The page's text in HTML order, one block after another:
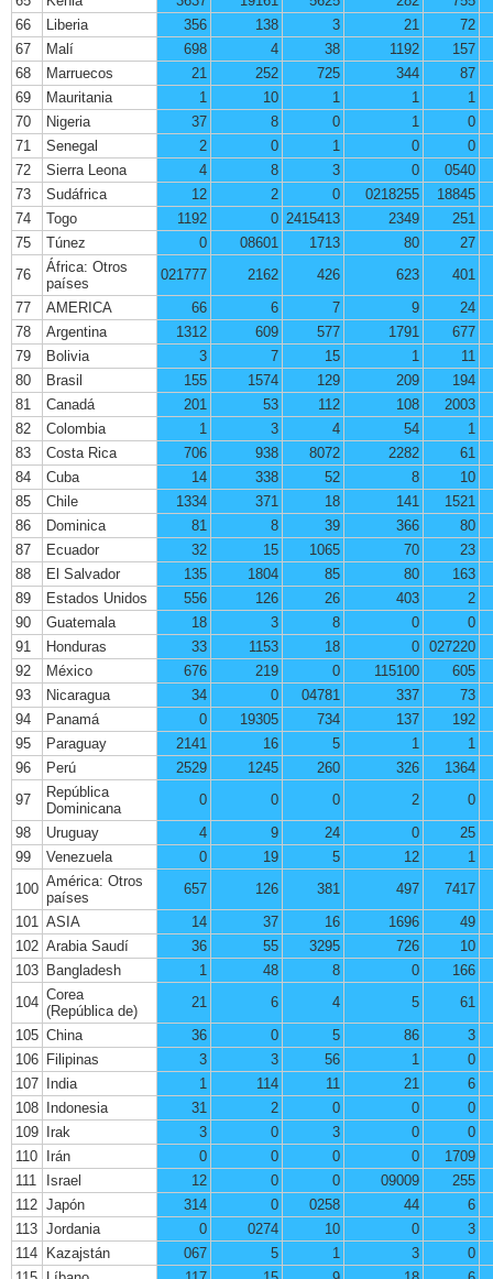
66
Liberia 356 138 3 21
72
67
Malí 698 4 38 1192
157
68
Marruecos 21 252 725 344
87
69
Mauritania 1 10 1 1
1
70
Nigeria 37 8 0 1
0
71
Senegal 2 0 1 0
0
72
Sierra Leona 4 8 3 0
0540
73
Sudáfrica 12 2 0 0218255
18845
74
Togo 1192 0 2415413 2349
251
75
Túnez 0 08601 1713 80
27
76
África: Otros
países
021777 2162 426 623
401
77
AMERICA 66 6 7 9
24
78
Argentina 1312 609 577 1791
677
79
Bolivia 3 7 15 1
11
80
Brasil 155 1574 129 209
194
81
Canadá 201 53 112 108
2003
82
Colombia 1 3 4 54
1
83
Costa Rica 706 938 8072 2282
61
84
Cuba 14 338 52 8
10
85
Chile 1334 371 18 141
1521
86
Dominica 81 8 39 366
80
87
Ecuador 32 15 1065 70
23
88
El Salvador 135 1804 85 80
163
89
Estados Unidos 556 126 26 403
2
90
Guatemala 18 3 8 0
0
91
Honduras 33 1153 18 0 027220
92
México 676 219 0 115100
605
93
Nicaragua 34 0 04781 337
73
94
Panamá 0 19305 734 137
192
95
Paraguay 2141 16 5 1
1
96
Perú 2529 1245 260 326
1364
97
República
Dominicana
0 0 0 2
0
98
Uruguay 4 9 24 0
25
99
Venezuela 0 19 5 12
1
100 América: Otros
países
657 126 381 497
7417
101 ASIA 14 37 16 1696
49
102 Arabia Saudí 36 55 3295 726
10
103 Bangladesh 1 48 8 0
166
104 Corea
(República de)
21 6 4 5
61
105 China 36 0 5 86
3
106 Filipinas 3 3 56 1
0
107 India 1 114 11 21
6
108 Indonesia 31 2 0 0
0
109 Irak 3 0 3 0
0
110 Irán 0 0 0 0
1709
111
Israel 12 0 0 09009
255
112 Japón 314 0 0258 44
6
113 Jordania 0 0274 10 0
3
114 Kazajstán 067 5 1 3
0